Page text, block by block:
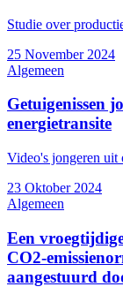
Studie over
25 November 2024
Algemeen
Getuigenissen
energietransite
Video's jongeren uit
23 Oktober 2024
Algemeen
Een
CO2-
aangestuurd